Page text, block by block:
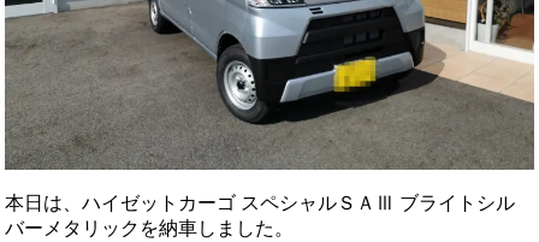
本日は、ハイゼットカーゴ スペシャルＳＡⅢ ブライトシル
バーメタリックを納車しました。